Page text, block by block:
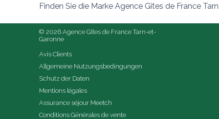
Finden Sie die Marke Agence Gîtes de France
© 2026 Agence Gîtes de France Tarn-et-
Garonne
Avis Clients
Allgemeine Nutzungsbedingungen
Schutz der Daten
Mentions légales
Assurance séjour Meetch
Conditions Générales de vente